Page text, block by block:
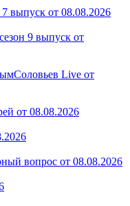
выпуск от 08.08.2026
9 выпуск от
Соловьев Live от
от 08.08.2026
вопрос от 08.08.2026